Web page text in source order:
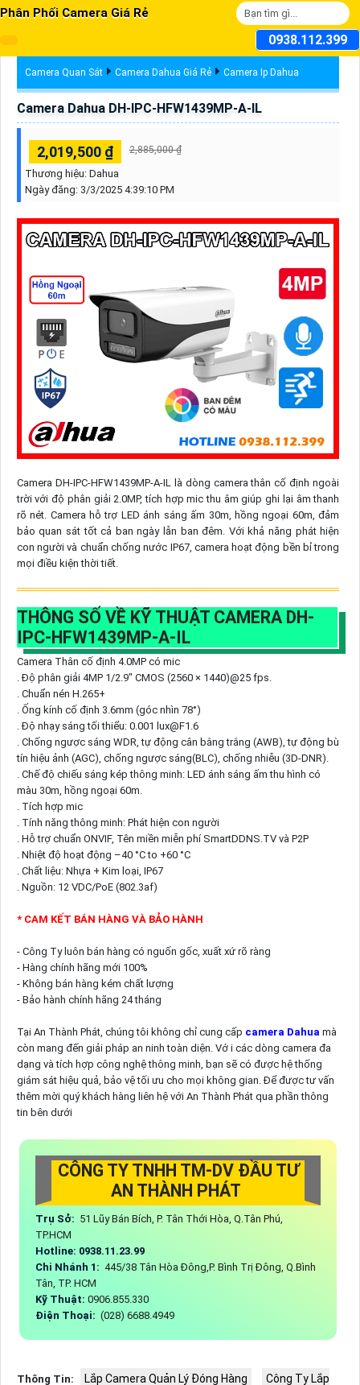
Phân Phối Camera Giá Rẻ
0938.112.399
Camera Quan Sát Camera Dahua Giá Rẻ Camera Ip Dahua
Camera Dahua DH-IPC-HFW1439MP-A-IL
2,019,500 ₫ 2,885,000 ₫
Thương hiệu: Dahua
Ngày đăng: 3/3/2025 4:39:10 PM
Camera DH-IPC-HFW1439MP-A-IL là dòng camera thân cố định ngoài
trời với độ phân giải 2.0MP, tích hợp mic thu âm giúp ghi lại âm thanh
rõ nét. Camera hỗ trợ LED ánh sáng ấm 30m, hồng ngoại 60m, đảm
bảo quan sát tốt cả ban ngày lẫn ban đêm. Với khả năng phát hiện
con người và chuẩn chống nước IP67, camera hoạt động bền bỉ trong
mọi điều kiện thời tiết.
THÔNG SỐ VỀ KỸ THUẬT CAMERA DH-
IPC-HFW1439MP-A-IL
Camera Thân cố định 4.0MP có mic
. Độ phân giải 4MP 1/2.9" CMOS (2560 × 1440)@25 fps.
. Chuẩn nén H.265+
. Ống kính cố định 3.6mm (góc nhìn 78°)
. Độ nhạy sáng tối thiểu: 0.001 lux@F1.6
. Chống ngược sáng WDR, tự động cân bằng trắng (AWB), tự động bù
tín hiệu ảnh (AGC), chống ngược sáng(BLC), chống nhiễu (3D-DNR).
. Chế độ chiếu sáng kép thông minh: LED ánh sáng ấm thu hình có
màu 30m, hồng ngoại 60m.
. Tích hợp mic
. Tính năng thông minh: Phát hiện con người
. Hỗ trợ chuẩn ONVIF, Tên miền miễn phí SmartDDNS.TV và P2P
. Nhiệt độ hoạt động –40 °C to +60 °C
. Chất liệu: Nhựa + Kim loại, IP67
. Nguồn: 12 VDC/PoE (802.3af)
* CAM KẾT BÁN HÀNG VÀ BẢO HÀNH
- Công Ty luôn bán hàng có nguốn gốc, xuất xứ rõ ràng
- Hàng chính hãng mới 100%
- Không bán hàng kém chất lượng
- Bảo hành chính hãng 24 tháng
Tại An Thành Phát, chúng tôi không chỉ cung cấp camera Dahua mà
còn mang đến giải pháp an ninh toàn diện. Vớ i các dòng camera đa
dạng và tích hợp công nghệ thông minh, bạn sẽ có được hệ thống
giám sát hiệu quả, bảo vệ tối ưu cho mọi không gian. Để được tư vấn
thêm mời quý khách hàng liên hệ với An Thành Phát qua phần thông
tin bên dưới
CÔNG TY TNHH TM-DV ĐẦU TƯ
AN THÀNH PHÁT
Trụ Sở: 51 Lũy Bán Bích, P. Tân Thới Hòa, Q.Tân Phú,
TP.HCM
Hotline: 0938.11.23.99
Chi Nhánh 1: 445/38 Tân Hòa Đông,P. Bình Trị Đông, Q.Bình
Tân, TP. HCM
Kỹ Thuật: 0906.855.330
Điện Thoại: (028) 6688.4949
Thông Tin: Lắp Camera Quản Lý Đóng Hàng
Công Ty Lắp